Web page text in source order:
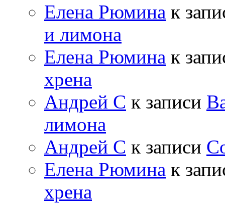
Елена Рюмина к
и лимона
Елена Рюмина к
хрена
Андрей С к записи
лимона
Андрей С к записи
Елена Рюмина к
хрена